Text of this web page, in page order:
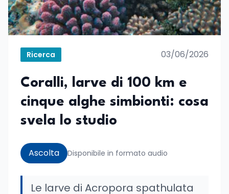
Ricerca 03/06/2026
Coralli, larve di 100 km e
cinque alghe simbionti: cosa
svela lo studio
Ascolta Disponibile in formato audio
Le larve di Acropora spathulata